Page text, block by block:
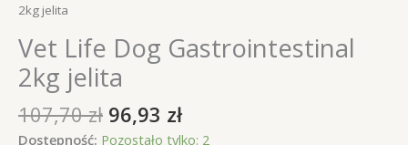
2kg jelita
Vet Life Dog Gastrointestinal
2kg jelita
107,70zł Pierwotna
cena
96,93 złAktualna
cena
Dostępność: Pozostało tylko: 2